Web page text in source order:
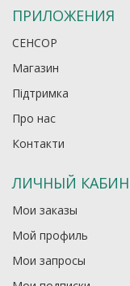
ПРИЛОЖЕНИЯ
СЕНСОР
Магазин
Підтримка
Про нас
Контакти
ЛИЧНЫЙ
Мои заказы
Мой профиль
Мои запросы